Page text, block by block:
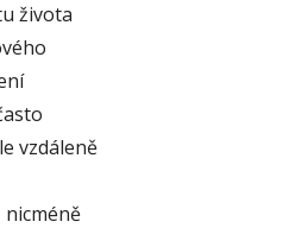
života
vzdáleně